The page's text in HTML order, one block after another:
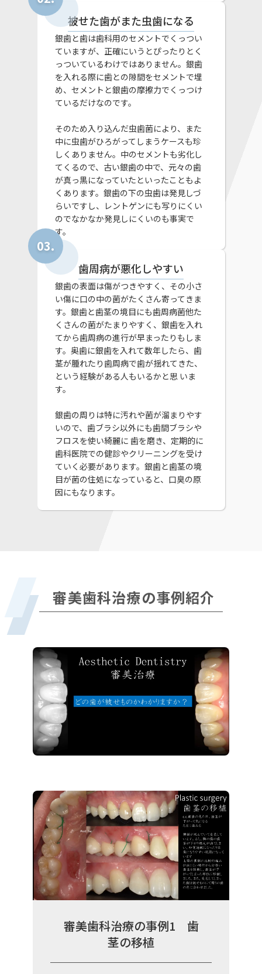
被せた歯がまた虫歯になる
銀歯と歯は歯科用のセメントでくっつい
ていますが、正確にいうとぴったりとく
っついているわけではありません。銀歯
を入れる際に歯との隙間をセメントで埋
め、セメントと銀歯の摩擦力でくっつけ
ているだけなのです。
そのため入り込んだ虫歯菌により、また
中に虫歯がひろがってしまうケースも珍
しくありません。中のセメントも劣化し
てくるので、古い銀歯の中で、元々の歯
が真っ黒になっていたといったこともよ
くあります。銀歯の下の虫歯は発見しづ
らいですし、レントゲンにも写りにくい
のでなかなか発見しにくいのも事実で
す。
歯周病が悪化しやすい
銀歯の表面は傷がつきやすく、その小さ
い傷に口の中の菌がたくさん寄ってきま
す。銀歯と歯茎の境目にも歯周病菌他た
くさんの菌がたまりやすく、銀歯を入れ
てから歯周病の進行が早まったりもしま
す。奥歯に銀歯を入れて数年したら、歯
茎が腫れたり歯周病で歯が揺れてきた、
という経験がある人もいるかと思 いま
す。
銀歯の周りは特に汚れや菌が溜まりやす
いので、歯ブラシ以外にも歯間ブラシや
フロスを使い綺麗に 歯を磨き、定期的に
歯科医院での健診やクリーニングを受け
ていく必要があります。銀歯と歯茎の境
目が菌の住処になっていると、口臭の原
因にもなります。
審美歯科治療の事例紹介
審美歯科治療の事例1 歯
茎の移植